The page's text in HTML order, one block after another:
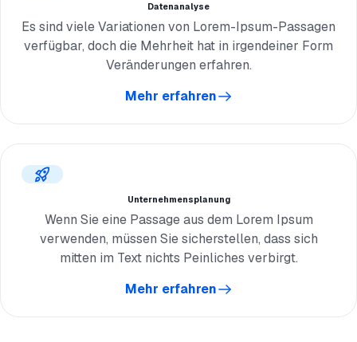
Datenanalyse
Es sind viele Variationen von Lorem-Ipsum-Passagen
verfügbar, doch die Mehrheit hat in irgendeiner Form
Veränderungen erfahren.
Mehr erfahren
Unternehmensplanung
Wenn Sie eine Passage aus dem Lorem Ipsum
verwenden, müssen Sie sicherstellen, dass sich
mitten im Text nichts Peinliches verbirgt.
Mehr erfahren